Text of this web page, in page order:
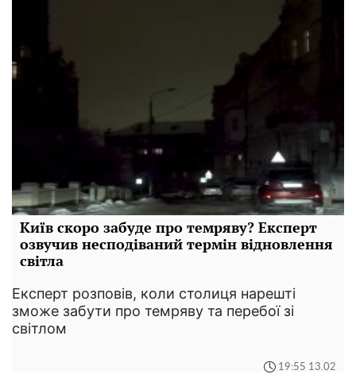
Київ скоро забуде про темряву? Експерт
озвучив несподіваний термін відновлення
світла
Експерт розповів, коли столиця нарешті
зможе забути про темряву та перебої зі
світлом
19:55 13.02